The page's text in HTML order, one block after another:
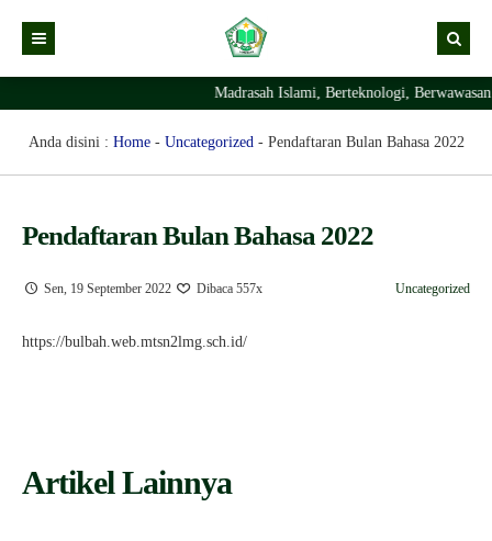
Kabar Madrasah
Kabar Pimpinan
Profil Madrasah
Visi Misi
Sejarah Berdirinya Madrasah
PTSP
Layanan Digital
Madrasah Islami, Berteknologi,
Anda disini : Home- Uncategorized- Pendaftaran Bulan Bahasa 2022
Pendaftaran Bulan Bahasa 2022
Sen, 19 September 2022 Dibaca 557x Uncategorized
https://bulbah.web.mtsn2lmg.sch.id/
Artikel Lainnya